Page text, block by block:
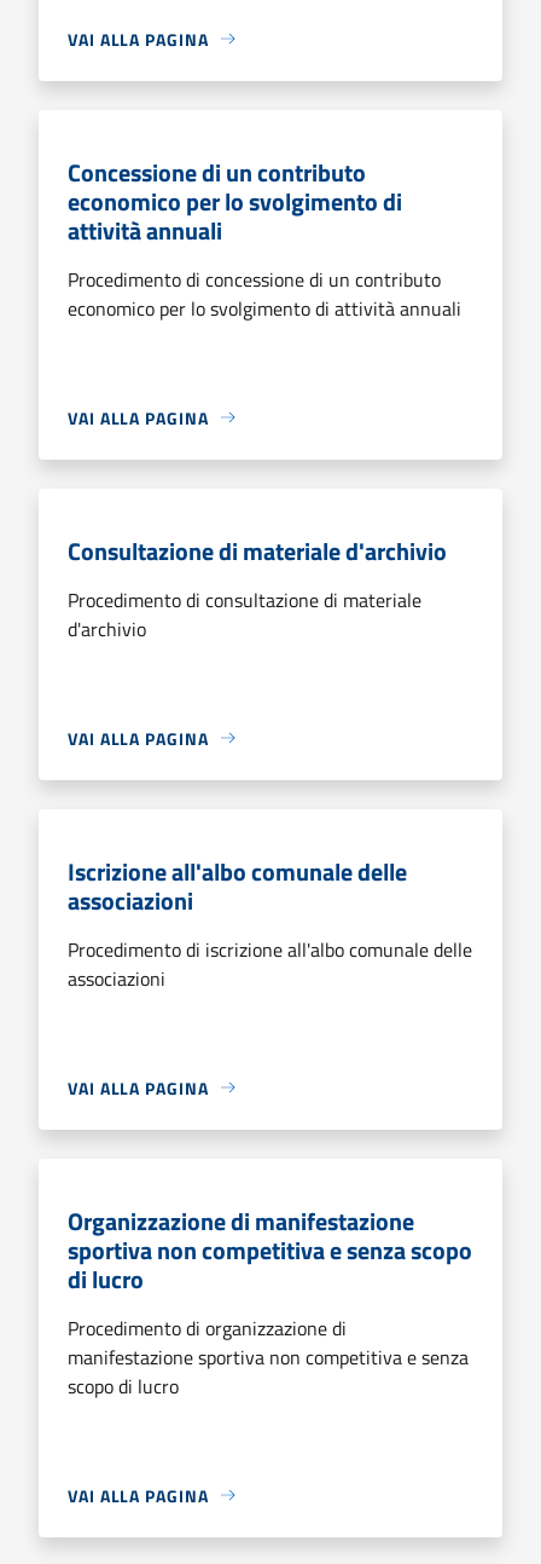
VAI ALLA PAGINA
Concessione di un contributo
economico per lo svolgimento di
attività annuali
Procedimento di concessione di un contributo
economico per lo svolgimento di attività annuali
VAI ALLA PAGINA
Consultazione di materiale d'archivio
Procedimento di consultazione di materiale
d'archivio
VAI ALLA PAGINA
Iscrizione all'albo comunale delle
associazioni
Procedimento di iscrizione all'albo comunale delle
associazioni
VAI ALLA PAGINA
Organizzazione di manifestazione
sportiva non competitiva e senza scopo
di lucro
Procedimento di organizzazione di
manifestazione sportiva non competitiva e senza
scopo di lucro
VAI ALLA PAGINA